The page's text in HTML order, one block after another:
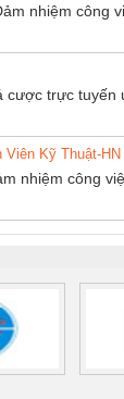
nhiệm công
cược trực
Viên Kỹ Thuật-HN
nhiệm công